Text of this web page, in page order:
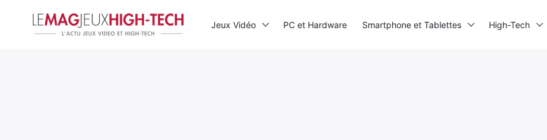
Jeux Vidéo PC et Hardware Smartphone et Tablettes High-Tech